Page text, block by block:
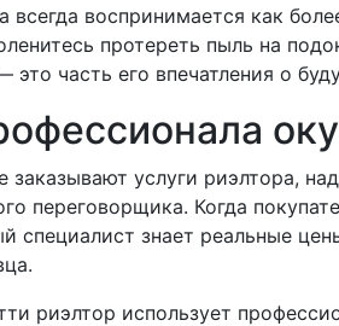
всегда воспринимается как
протереть пыль на
это часть его впечатления о
услуги риэлтора,
переговорщика. Когда
специалист знает реальные
риэлтор использует